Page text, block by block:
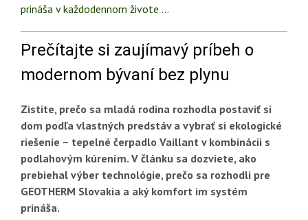
prináša v každodennom živote …
Prečítajte si zaujímavý príbeh o
modernom bývaní bez plynu
Zistite, prečo sa mladá rodina rozhodla postaviť si
dom podľa vlastných predstáv a vybrať si ekologické
riešenie – tepelné čerpadlo Vaillant v kombinácii s
podlahovým kúrením. V článku sa dozviete, ako
prebiehal výber technológie, prečo sa rozhodli pre
GEOTHERM Slovakia a aký komfort im systém
prináša.